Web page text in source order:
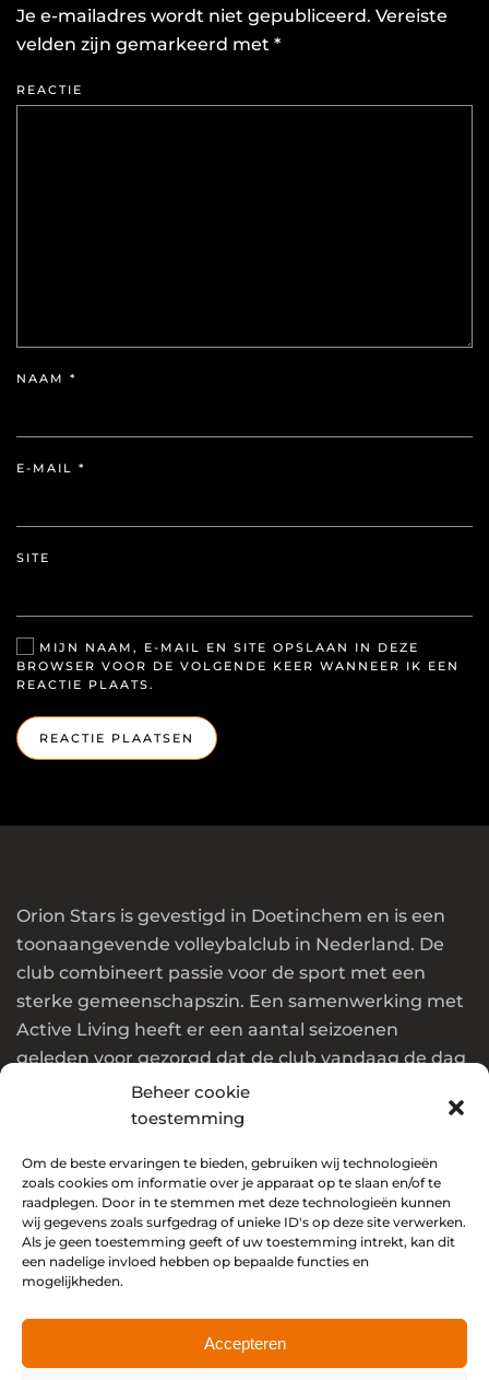
Beheer cookie
toestemming
Om de beste ervaringen te bieden, gebruiken wij technologieën
zoals cookies om informatie over je apparaat op te slaan en/of te
raadplegen. Door in te stemmen met deze technologieën kunnen
wij gegevens zoals surfgedrag of unieke ID's op deze site verwerken.
Als je geen toestemming geeft of uw toestemming intrekt, kan dit
een nadelige invloed hebben op bepaalde functies en
mogelijkheden.
Accepteren
Je e-mailadres wordt niet gepubliceerd. Vereiste
velden zijn gemarkeerd met *
REACTIE
NAAM *
E-MAIL *
SITE
MIJN NAAM, E-MAIL EN SITE OPSLAAN IN DEZE
BROWSER VOOR DE VOLGENDE KEER WANNEER IK EEN
REACTIE PLAATS.
REACTIE PLAATSEN
Orion Stars is gevestigd in Doetinchem en is een
toonaangevende volleybalclub in Nederland. De
club combineert passie voor de sport met een
sterke gemeenschapszin. Een samenwerking met
Active Living heeft er een aantal seizoenen
geleden voor gezorgd dat de club vandaag de dag
in de top van Nederland en Europa speelt.
danhier!
Social media